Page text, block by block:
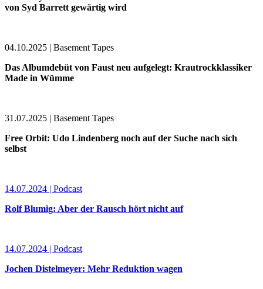
von Syd Barrett gewärtig wird
04.10.2025 | Basement Tapes
Das Albumdebüt von Faust neu aufgelegt: Krautrockklassiker
Made in Wümme
31.07.2025 | Basement Tapes
Free Orbit: Udo Lindenberg noch auf der Suche nach sich
selbst
14.07.2024 | Podcast
Rolf Blumig: Aber der Rausch hört nicht auf
14.07.2024 | Podcast
Jochen Distelmeyer: Mehr Reduktion wagen